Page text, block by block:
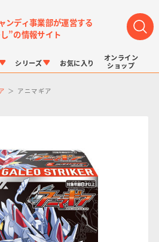
ンディ事業部が運営する
”の情報サイト
キュアシリーズ ドラゴンボール
シリーズ
チョコサプ ポケモンキッズ
お気に入り
オンライン
ショップ
アニマギア